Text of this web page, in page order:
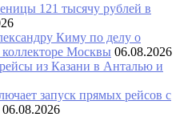
121 тысячу рублей в
Киму по делу о
коллекторе Москвы 06.08.2026
из Казани в Анталью и
запуск прямых рейсов с
06.08.2026